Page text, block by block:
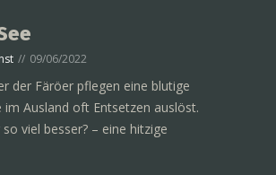
09/06/2022
der Färöer pflegen eine blutige
im Ausland oft Entsetzen auslöst.
viel besser? – eine hitzige